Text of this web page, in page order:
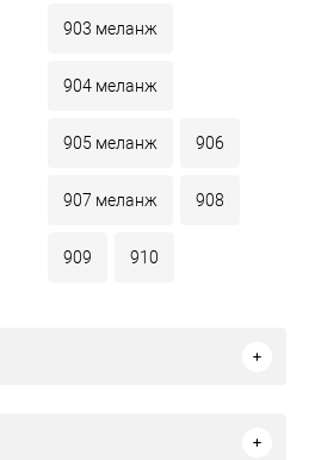
903 меланж
904 меланж
905 меланж 906
907 меланж 908
909 910